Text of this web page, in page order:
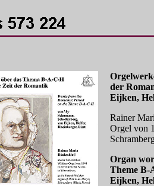
der
Eijken,
Rainer
Orgel von
Organ
Theme B-
Eijken,